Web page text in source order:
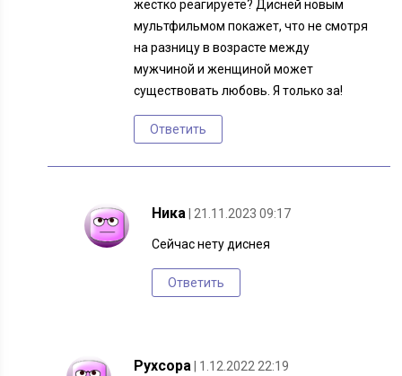
жестко реагируете? Дисней новым
мультфильмом покажет, что не смотря
на разницу в возрасте между
мужчиной и женщиной может
существовать любовь. Я только за!
Ответить
Ника | 21.11.2023 09:17
Сейчас нету диснея
Ответить
Рухсора | 1.12.2022 22:19